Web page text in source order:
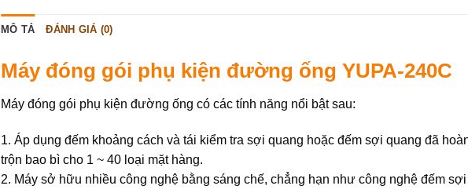
MÔ TẢ ĐÁNH GIÁ (0)
Máy đóng gói phụ kiện đường ống YUPA-240C
Máy đóng gói phụ kiện đường ống có các tính năng nổi bật sau:
1. Áp dụng đếm khoảng cách và tái kiểm tra sợi quang hoặc đếm sợi quang đã
trộn bao bì cho 1 ~ 40 loại mặt hàng.
2. Máy sở hữu nhiều công nghệ bằng sáng chế, chẳng hạn như công nghệ đếm